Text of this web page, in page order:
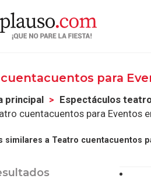
para
principal Espectáculos
cuentacuentos para Eventos
similares a Teatro cuentacuentos